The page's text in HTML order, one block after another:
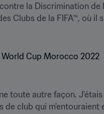
la Discrimination de
Clubs de la FIFA™, où
toute autre façon.
club qui